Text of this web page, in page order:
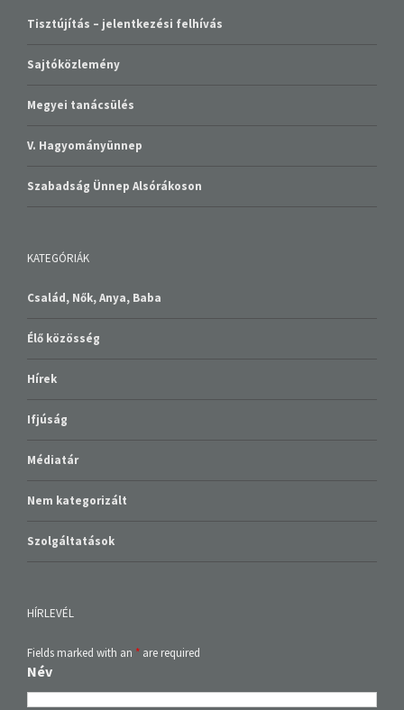
Tisztújítás – jelentkezési felhívás
Sajtóközlemény
Megyei tanácsülés
V. Hagyományünnep
Szabadság Ünnep Alsórákoson
KATEGÓRIÁK
Család, Nők, Anya, Baba
Élő közösség
Hírek
Ifjúság
Médiatár
Nem kategorizált
Szolgáltatások
HÍRLEVÉL
Fields marked with an * are required
Név